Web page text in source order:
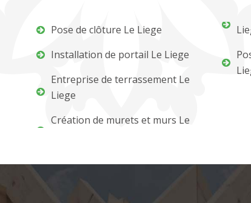
Pose de clôture Le Liege
Installation de portail Le Liege
Entreprise de terrassement Le
Liege
Création de murets et murs Le